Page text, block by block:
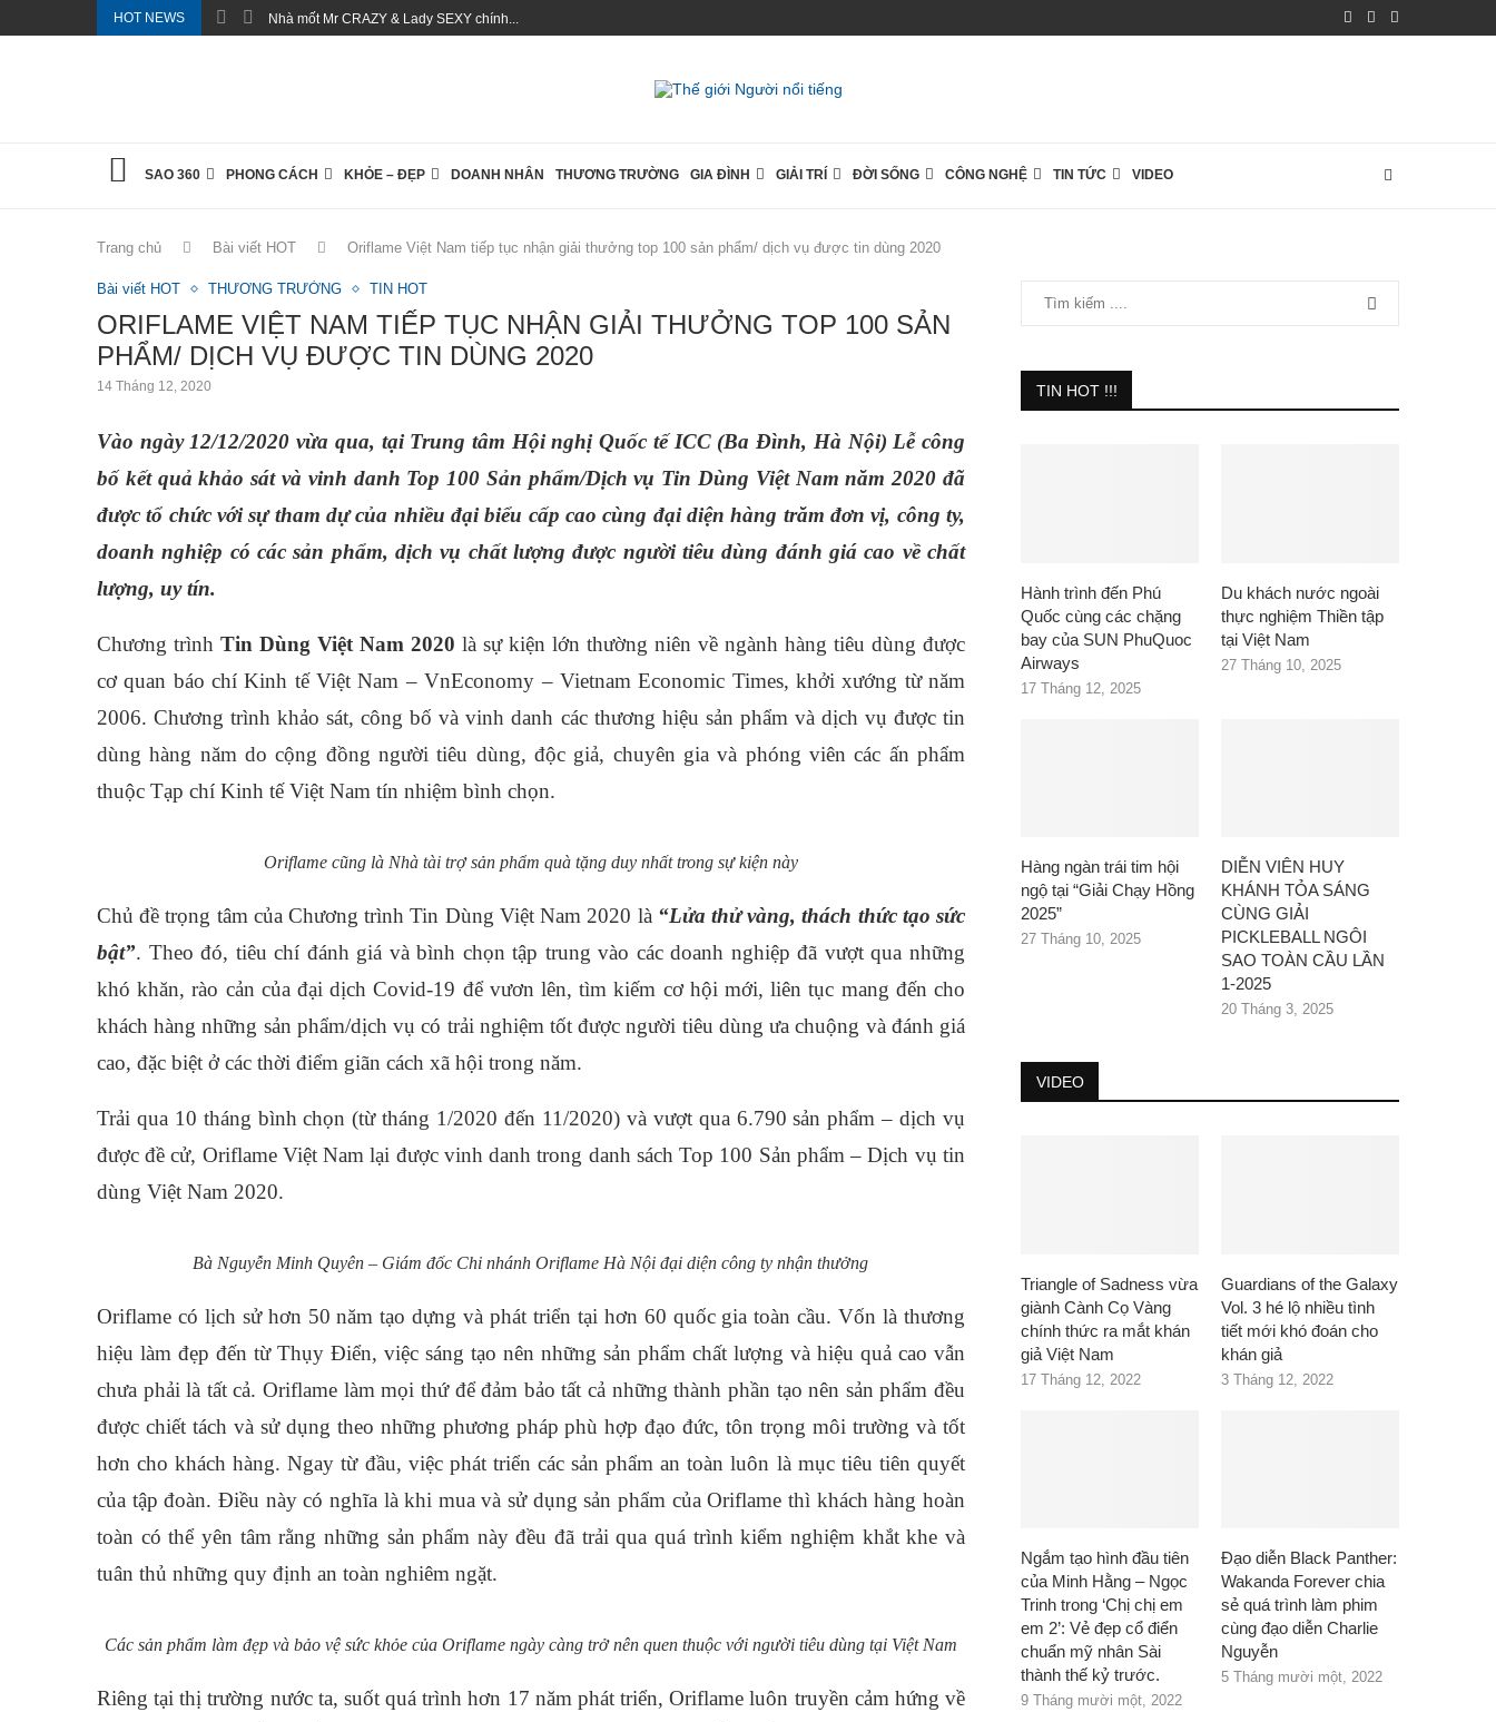
HOT NEWS Nhà mốt Mr CRAZY & Lady SEXY chính...
SAO 360 PHONG CÁCH KHỎE – ĐẸP DOANH NHÂN THƯƠNG TRƯỜNG GIA ĐÌNH GIẢI TRÍ ĐỜI SỐNG CÔNG NGHỆ TIN TỨC VIDEO
Trang chủ Bài viết HOT Oriflame Việt Nam tiếp tục nhận giải thưởng top 100 sản phẩm/ dịch vụ được tin dùng 2020
Bài viết HOT THƯƠNG TRƯỜNG TIN HOT
ORIFLAME VIỆT NAM TIẾP TỤC NHẬN GIẢI THƯỞNG TOP 100 SẢN
PHẨM/ DỊCH VỤ ĐƯỢC TIN DÙNG 2020
14 Tháng 12, 2020
Vào ngày 12/12/2020 vừa qua, tại Trung tâm Hội nghị Quốc tế ICC (Ba Đình, Hà Nội) Lễ công
bố kết quả khảo sát và vinh danh Top 100 Sản phẩm/Dịch vụ Tin Dùng Việt Nam năm 2020 đã
được tổ chức với sự tham dự của nhiều đại biểu cấp cao cùng đại diện hàng trăm đơn vị, công ty,
doanh nghiệp có các sản phẩm, dịch vụ chất lượng được người tiêu dùng đánh giá cao về chất
lượng, uy tín.
Chương trình Tin Dùng Việt Nam 2020 là sự kiện lớn thường niên về ngành hàng tiêu dùng được
cơ quan báo chí Kinh tế Việt Nam – VnEconomy – Vietnam Economic Times, khởi xướng từ năm
2006. Chương trình khảo sát, công bố và vinh danh các thương hiệu sản phẩm và dịch vụ được tin
dùng hàng năm do cộng đồng người tiêu dùng, độc giả, chuyên gia và phóng viên các ấn phẩm
thuộc Tạp chí Kinh tế Việt Nam tín nhiệm bình chọn.
Oriflame cũng là Nhà tài trợ sản phẩm quà tặng duy nhất trong sự kiện này
Chủ đề trọng tâm của Chương trình Tin Dùng Việt Nam 2020 là “Lửa thử vàng, thách thức tạo sức
bật”. Theo đó, tiêu chí đánh giá và bình chọn tập trung vào các doanh nghiệp đã vượt qua những
khó khăn, rào cản của đại dịch Covid-19 để vươn lên, tìm kiếm cơ hội mới, liên tục mang đến cho
khách hàng những sản phẩm/dịch vụ có trải nghiệm tốt được người tiêu dùng ưa chuộng và đánh giá
cao, đặc biệt ở các thời điểm giãn cách xã hội trong năm.
Trải qua 10 tháng bình chọn (từ tháng 1/2020 đến 11/2020) và vượt qua 6.790 sản phẩm – dịch vụ
được đề cử, Oriflame Việt Nam lại được vinh danh trong danh sách Top 100 Sản phẩm – Dịch vụ tin
dùng Việt Nam 2020.
Bà Nguyễn Minh Quyên – Giám đốc Chi nhánh Oriflame Hà Nội đại diện công ty nhận thưởng
Oriflame có lịch sử hơn 50 năm tạo dựng và phát triển tại hơn 60 quốc gia toàn cầu. Vốn là thương
hiệu làm đẹp đến từ Thụy Điển, việc sáng tạo nên những sản phẩm chất lượng và hiệu quả cao vẫn
chưa phải là tất cả. Oriflame làm mọi thứ để đảm bảo tất cả những thành phần tạo nên sản phẩm đều
được chiết tách và sử dụng theo những phương pháp phù hợp đạo đức, tôn trọng môi trường và tốt
hơn cho khách hàng. Ngay từ đầu, việc phát triển các sản phẩm an toàn luôn là mục tiêu tiên quyết
của tập đoàn. Điều này có nghĩa là khi mua và sử dụng sản phẩm của Oriflame thì khách hàng hoàn
toàn có thể yên tâm rằng những sản phẩm này đều đã trải qua quá trình kiểm nghiệm khắt khe và
tuân thủ những quy định an toàn nghiêm ngặt.
Các sản phẩm làm đẹp và bảo vệ sức khỏe của Oriflame ngày càng trở nên quen thuộc với người tiêu dùng tại Việt Nam
Riêng tại thị trường nước ta, suốt quá trình hơn 17 năm phát triển, Oriflame luôn truyền cảm hứng về
TIN HOT !!!
Hành trình đến Phú
Quốc cùng các chặng
bay của SUN PhuQuoc
Airways
17 Tháng 12, 2025
Du khách nước ngoài
thực nghiệm Thiền tập
tại Việt Nam
27 Tháng 10, 2025
Hàng ngàn trái tim hội
ngộ tại “Giải Chạy Hồng
2025”
27 Tháng 10, 2025
DIỄN VIÊN HUY
KHÁNH TỎA SÁNG
CÙNG GIẢI
PICKLEBALL NGÔI
SAO TOÀN CẦU LẦN
1-2025
20 Tháng 3, 2025
VIDEO
Triangle of Sadness vừa
giành Cành Cọ Vàng
chính thức ra mắt khán
giả Việt Nam
17 Tháng 12, 2022
Guardians of the Galaxy
Vol. 3 hé lộ nhiều tình
tiết mới khó đoán cho
khán giả
3 Tháng 12, 2022
Ngắm tạo hình đầu tiên
của Minh Hằng – Ngọc
Trinh trong ‘Chị chị em
em 2’: Vẻ đẹp cổ điển
chuẩn mỹ nhân Sài
thành thế kỷ trước.
9 Tháng mười một, 2022
Đạo diễn Black Panther:
Wakanda Forever chia
sẻ quá trình làm phim
cùng đạo diễn Charlie
Nguyễn
5 Tháng mười một, 2022